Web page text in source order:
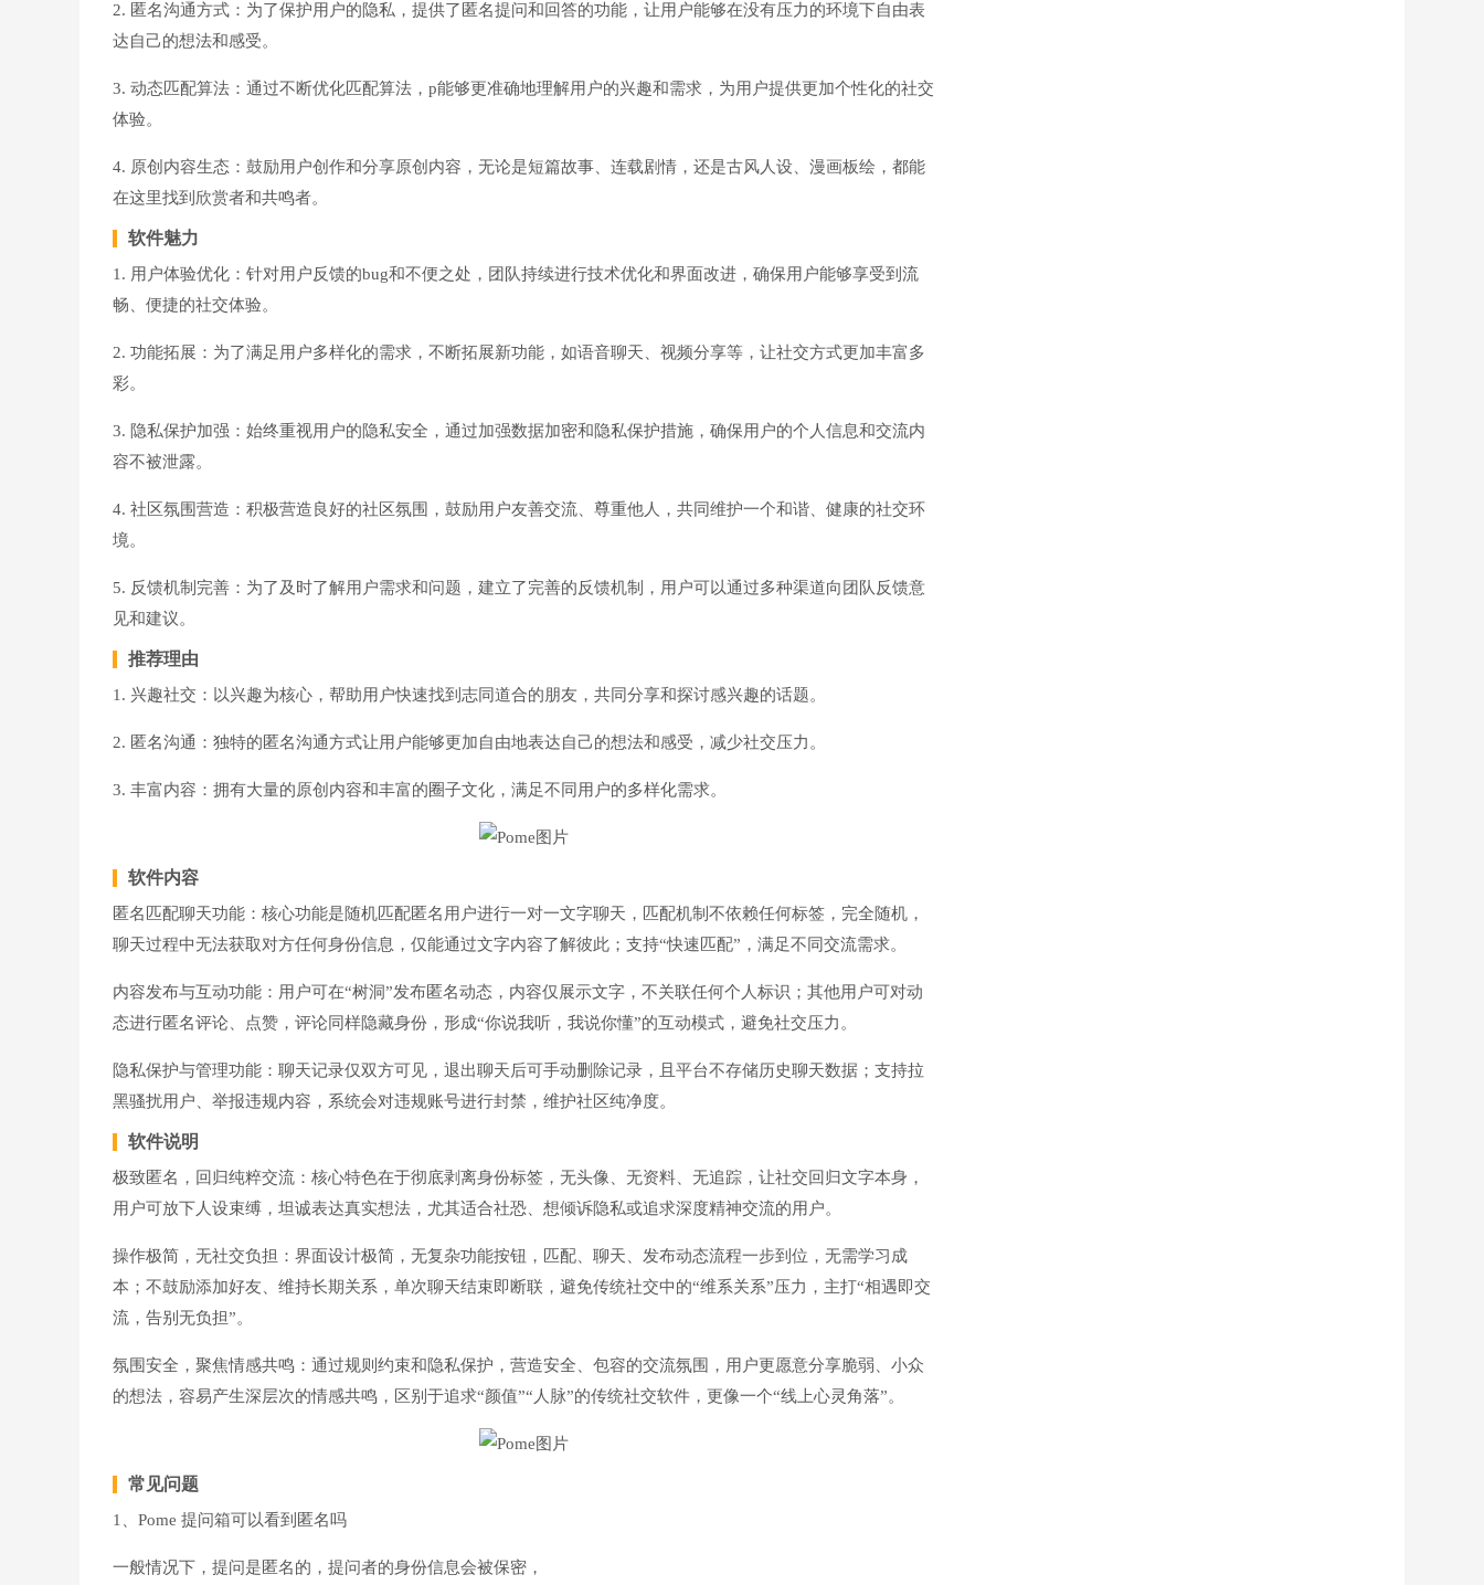
2. 匿名沟通方式：为了保护用户的隐私，提供了匿名提问和回答的功能，让用户能够在没有压力的环境下自由表
达自己的想法和感受。
3. 动态匹配算法：通过不断优化匹配算法，p能够更准确地理解用户的兴趣和需求，为用户提供更加个性化的社交
体验。
4. 原创内容生态：鼓励用户创作和分享原创内容，无论是短篇故事、连载剧情，还是古风人设、漫画板绘，都能
在这里找到欣赏者和共鸣者。
软件魅力
1. 用户体验优化：针对用户反馈的bug和不便之处，团队持续进行技术优化和界面改进，确保用户能够享受到流
畅、便捷的社交体验。
2. 功能拓展：为了满足用户多样化的需求，不断拓展新功能，如语音聊天、视频分享等，让社交方式更加丰富多
彩。
3. 隐私保护加强：始终重视用户的隐私安全，通过加强数据加密和隐私保护措施，确保用户的个人信息和交流内
容不被泄露。
4. 社区氛围营造：积极营造良好的社区氛围，鼓励用户友善交流、尊重他人，共同维护一个和谐、健康的社交环
境。
5. 反馈机制完善：为了及时了解用户需求和问题，建立了完善的反馈机制，用户可以通过多种渠道向团队反馈意
见和建议。
推荐理由
1. 兴趣社交：以兴趣为核心，帮助用户快速找到志同道合的朋友，共同分享和探讨感兴趣的话题。
2. 匿名沟通：独特的匿名沟通方式让用户能够更加自由地表达自己的想法和感受，减少社交压力。
3. 丰富内容：拥有大量的原创内容和丰富的圈子文化，满足不同用户的多样化需求。
软件内容
匿名匹配聊天功能：核心功能是随机匹配匿名用户进行一对一文字聊天，匹配机制不依赖任何标签，完全随机，
聊天过程中无法获取对方任何身份信息，仅能通过文字内容了解彼此；支持“快速匹配”，满足不同交流需求。
内容发布与互动功能：用户可在“树洞”发布匿名动态，内容仅展示文字，不关联任何个人标识；其他用户可对动
态进行匿名评论、点赞，评论同样隐藏身份，形成“你说我听，我说你懂”的互动模式，避免社交压力。
隐私保护与管理功能：聊天记录仅双方可见，退出聊天后可手动删除记录，且平台不存储历史聊天数据；支持拉
黑骚扰用户、举报违规内容，系统会对违规账号进行封禁，维护社区纯净度。
软件说明
极致匿名，回归纯粹交流：核心特色在于彻底剥离身份标签，无头像、无资料、无追踪，让社交回归文字本身，
用户可放下人设束缚，坦诚表达真实想法，尤其适合社恐、想倾诉隐私或追求深度精神交流的用户。
操作极简，无社交负担：界面设计极简，无复杂功能按钮，匹配、聊天、发布动态流程一步到位，无需学习成
本；不鼓励添加好友、维持长期关系，单次聊天结束即断联，避免传统社交中的“维系关系”压力，主打“相遇即交
流，告别无负担”。
氛围安全，聚焦情感共鸣：通过规则约束和隐私保护，营造安全、包容的交流氛围，用户更愿意分享脆弱、小众
的想法，容易产生深层次的情感共鸣，区别于追求“颜值”“人脉”的传统社交软件，更像一个“线上心灵角落”。
常见问题
1、Pome 提问箱可以看到匿名吗
一般情况下，提问是匿名的，提问者的身份信息会被保密，